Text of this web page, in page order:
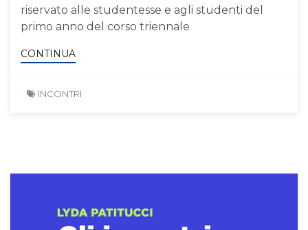
riservato alle studentesse e agli studenti del
primo anno del corso triennale
CONTINUA
INCONTRI